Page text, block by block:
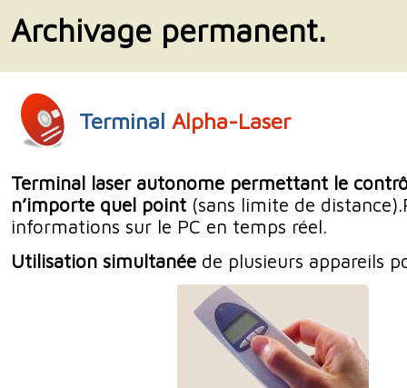
Archivage permanent.
Terminal Alpha-Laser
Terminal laser autonome permettant le
n’importe quel point (sans limite de
informations sur le PC en temps réel.
Utilisation simultanéede plusieurs appareils